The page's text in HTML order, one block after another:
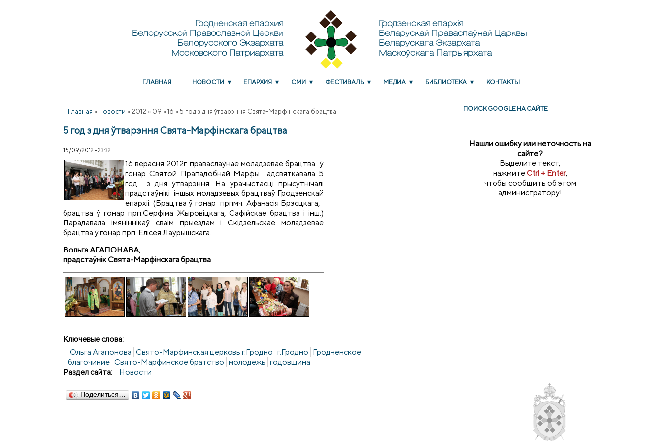
Гродненская епархия
Белорусской Православной Церкви
Белорусского Экзархата
Московского Патриархата
Гродзенская епархія
Беларускай Праваслаўнай Царквы
Беларускага Экзархата
Маскоўскага Патрыярхата
ГЛАВНАЯ НОВОСТИ ЕПАРХИЯ СМИ ФЕСТИВАЛЬ МЕДИА БИБЛИОТЕКА КОНТАКТЫ
Главная » Новости » 2012 » 09 » 16 » 5 год з дня ўтварэння Свята-Марфінскага брацтва
5 год з дня ўтварэння Свята-Марфінскага брацтва
16/09/2012 - 23:32
16 верасня 2012г. праваслаўнае моладзевае брацтва ў
гонар Святой Прападобнай Марфы адсвяткавала 5
год з дня ўтварэння. На урачыстасці прысутнічалі
прадстаўнікі іншых моладзевых брацтваў Гродзенскай
епархіі. (Брацтва ў гонар прпмч. Афанасія Брэсцкага,
брацтва ў гонар прп.Серфіма Жыровіцкага, Сафійскае брацтва і інш.)
Парадавала імяніннікаў сваім прыездам і Скідзельскае моладзевае
брацтва ў гонар прп. Елісея Лаўрышскага.
Вольга АГАПОНАВА,
прадстаўнік Свята-Марфінскага брацтва
Ключевые слова:
Ольга Агапонова Свято-Марфинская церковь г.Гродно г.Гродно Гродненское
благочиние Свято-Марфинское братство молодежь годовщина
Раздел сайта:
Новости
Поделиться…
ПОИСК GOОGLE НА САЙТЕ
Нашли ошибку или неточность на
сайте?
Выделите текст,
нажмитеCtrl + Enter,
чтобы сообщить об этом
администратору!